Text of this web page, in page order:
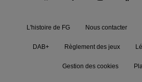
L'histoire de FG Nous contacter
DAB+ Règlement des jeux
Gestion des cookies